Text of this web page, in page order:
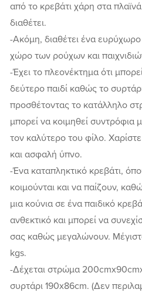
από το κρεβάτι χάρη στα
διαθέτει.
-Ακόμη, διαθέτει ένα
χώρο των ρούχων και
-Έχει το πλεονέκτημα ότι
δεύτερο παιδί καθώς το
προσθέτοντας το κατάλληλο
μπορεί να κοιμηθεί συντρόφια
τον καλύτερο του φίλο.
και ασφαλή ύπνο.
-Ένα καταπληκτικό κρεβάτι,
κοιμούνται και να παίζουν,
μια κούνια σε ένα παιδικό
ανθεκτικό και μπορεί να
σας καθώς μεγαλώνουν.
kgs.
-Δέχεται στρώμα
συρτάρι 190x86cm. (Δεν